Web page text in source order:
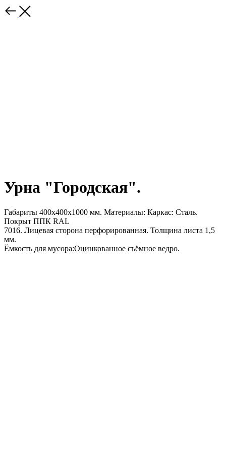
Урна "Городская".
Габариты 400х400х1000 мм. Материалы: Каркас: Сталь.
Покрыт ППК RAL
7016. Лицевая сторона перфорированная. Толщина листа 1,5
мм.
Ёмкость для мусора:Оцинкованное съёмное ведро.